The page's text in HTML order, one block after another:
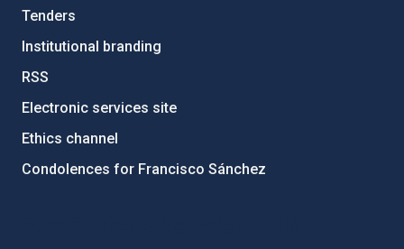
Tenders
Institutional branding
RSS
Electronic services site
Ethics channel
Condolences for Francisco Sánchez